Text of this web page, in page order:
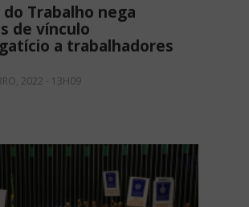
do Trabalho nega
de vínculo
a trabalhadores
2022 - 13H09